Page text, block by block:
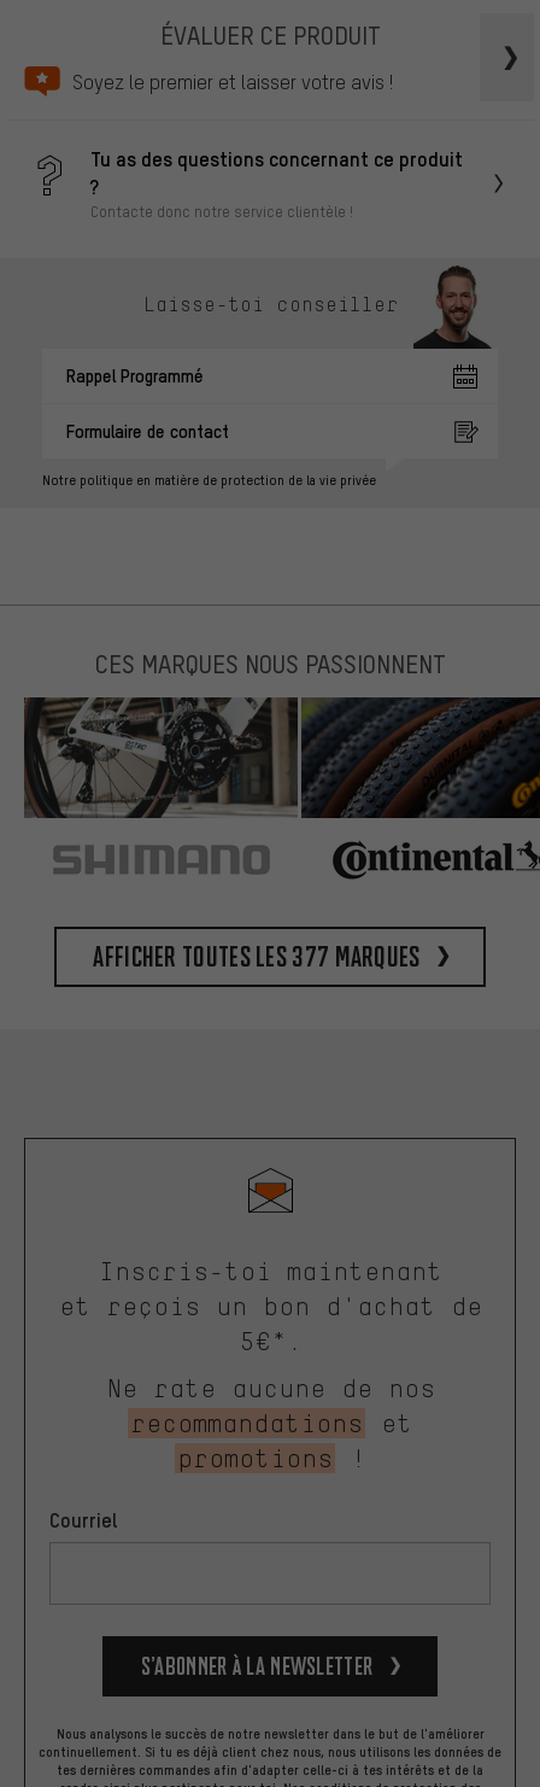
ÉVALUER CE PRODUIT
Soyez le premier et laisser votre avis !
Tu as des questions concernant ce produit
?
Contacte donc notre service clientèle !
Laisse-toi conseiller
Rappel Programmé
Formulaire de contact
Notre politique en matière de protection de la vie privée
CES MARQUES NOUS PASSIONNENT
Afficher toutes les 377 marques
Inscris-toi maintenant
et reçois un bon d'achat de
5€*.
Ne rate aucune de nos
recommandations
et
promotions
!
Courriel
S’abonner à la newsletter
Nous analysons le succès de notre newsletter dans le but de l'améliorer
continuellement. Si tu es déjà client chez nous, nous utilisons les données de
tes dernières commandes afin d'adapter celle-ci à tes intérêts et de la